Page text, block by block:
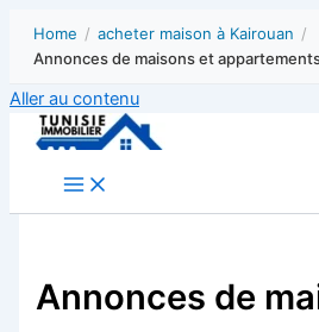
Home / acheter maison à Kairouan /
Annonces de maisons et
Aller au contenu
Annonces de